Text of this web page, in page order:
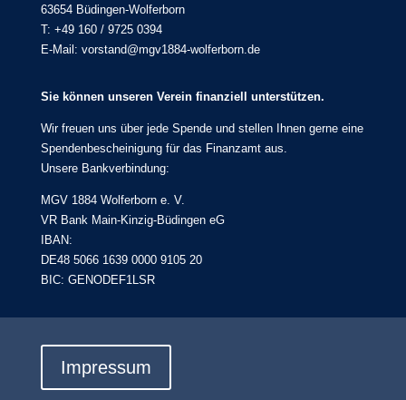
63654 Büdingen-Wolferborn
T: +49 160 / 9725 0394
E-Mail: vorstand@mgv1884-wolferborn.de
Sie können unseren Verein finanziell unterstützen.
Wir freuen uns über jede Spende und stellen Ihnen gerne eine
Spendenbescheinigung für das Finanzamt aus.
Unsere Bankverbindung:
MGV 1884 Wolferborn e. V.
VR Bank Main-Kinzig-Büdingen eG
IBAN:
DE48 5066 1639 0000 9105 20
BIC: GENODEF1LSR
Impressum